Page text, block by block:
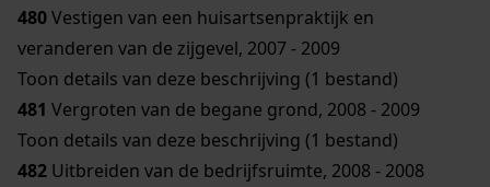
480Vestigen van een huisartsenpraktijk en
veranderen van de zijgevel, 2007 - 2009
Toon details van deze beschrijving (1 bestand)
481 Vergroten van de begane grond, 2008 - 2009
Toon details van deze beschrijving (1 bestand)
482 Uitbreiden van de bedrijfsruimte, 2008 - 2008